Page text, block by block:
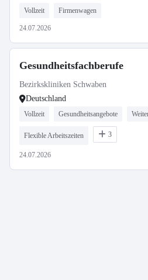
Vollzeit Firmenwagen
24.07.2026
Gesundheitsfachberufe
Bezirkskliniken Schwaben
Deutschland
Vollzeit Gesundheitsangebote
Flexible Arbeitszeiten 3
24.07.2026